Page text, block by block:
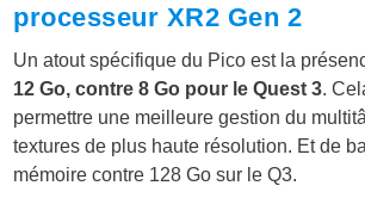
processeur XR2 Gen 2
Un atout spécifique du Pico est la
12 Go, contre 8 Go pour le Quest 3.
permettre une meilleure gestion du
textures de plus haute résolution​​. Et de
mémoire contre 128 Go sur le Q3.